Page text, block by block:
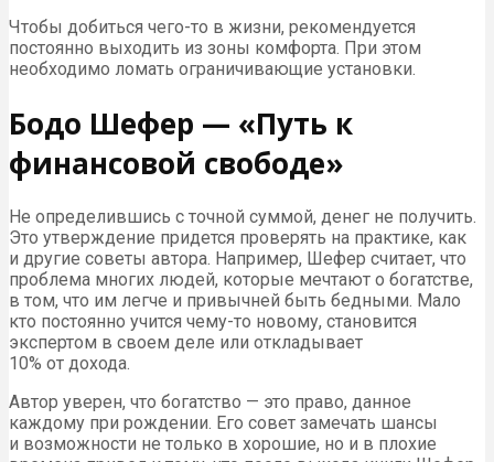
Чтобы добиться чего-то в жизни, рекомендуется
постоянно выходить из зоны комфорта. При этом
необходимо ломать ограничивающие установки.
Бодо Шефер — «Путь к
финансовой свободе»
Не определившись с точной суммой, денег не получить.
Это утверждение придется проверять на практике, как
и другие советы автора. Например, Шефер считает, что
проблема многих людей, которые мечтают о богатстве,
в том, что им легче и привычней быть бедными. Мало
кто постоянно учится чему-то новому, становится
экспертом в своем деле или откладывает
10% от дохода.
Автор уверен, что богатство — это право, данное
каждому при рождении. Его совет замечать шансы
и возможности не только в хорошие, но и в плохие